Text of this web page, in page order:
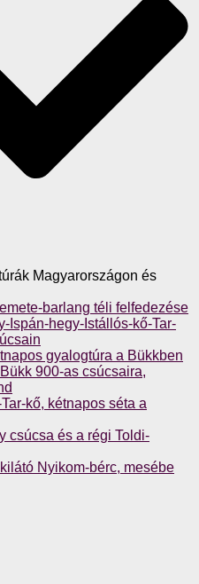
Magyarországon és
barlang téli felfedezése
Ispán-hegy-Istállós-kő-Tar-
gyalogtúra a Bükkben
900-as csúcsaira,
kő, kétnapos séta a
csúcsa és a régi Toldi-
Nyikom-bérc, mesébe